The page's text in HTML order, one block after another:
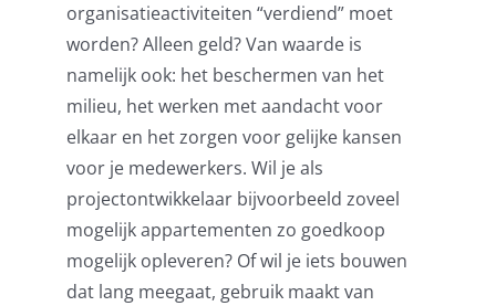
organisatieactiviteiten “verdiend” moet
worden? Alleen geld? Van waarde is
namelijk ook: het beschermen van het
milieu, het werken met aandacht voor
elkaar en het zorgen voor gelijke kansen
voor je medewerkers. Wil je als
projectontwikkelaar bijvoorbeeld zoveel
mogelijk appartementen zo goedkoop
mogelijk opleveren? Of wil je iets bouwen
dat lang meegaat, gebruik maakt van